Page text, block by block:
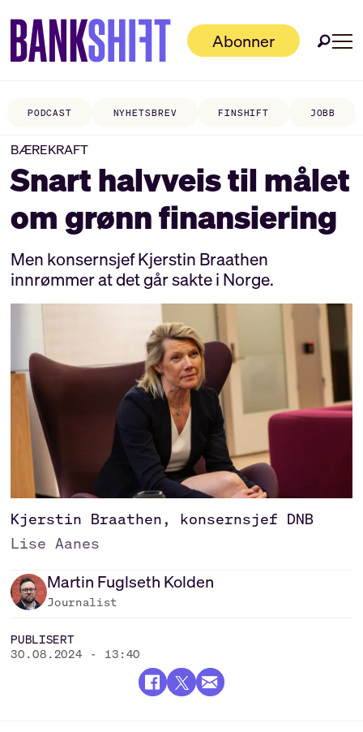
Abonner
PODCAST NYHETSBREV FINSHIFT JOBB
BÆREKRAFT
Snart halvveis til målet
om grønn finansiering
Men konsernsjef Kjerstin Braathen
innrømmer at det går sakte i Norge.
Kjerstin Braathen, konsernsjef DNB
Lise Aanes
Martin Fuglseth Kolden
Journalist
PUBLISERT
30.08.2024 - 13:40